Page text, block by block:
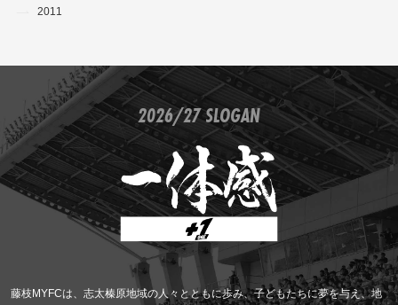
2011
2026/27 SLOGAN
藤枝MYFCは、志太榛原地域の人々とともに歩み、子どもたちに夢を与え、地